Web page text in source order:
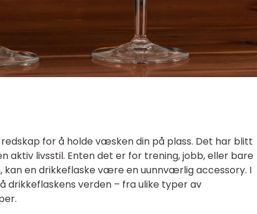
for å holde væsken din på plass. Det har blitt
aktiv livsstil. Enten det er for trening, jobb, eller bare
kan en drikkeflaske være en uunnværlig accessory. I
drikkeflaskens verden – fra ulike typer av